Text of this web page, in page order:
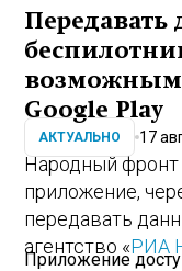
возможным
Google Play
АКТУАЛЬНО 17
Народный фронт
приложение,
передавать
агентство «РИА
Приложение